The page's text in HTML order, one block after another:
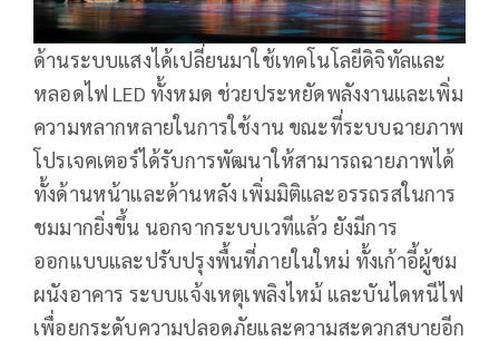
ด้านระบบแสงได้เปลี่ยนมาใช้เทคโนโลยีดิจิทัลและ
หลอดไฟ LED ทั้งหมด ช่วยประหยัดพลังงานและเพิ่ม
ความหลากหลายในการใช้งาน ขณะที่ระบบฉายภาพ
โปรเจคเตอร์ได้รับการพัฒนาให้สามารถฉายภาพได้
ทั้งด้านหน้าและด้านหลัง เพิ่มมิติและอรรถรสในการ
ชมมากยิ่งขึ้น นอกจากระบบเวทีแล้ว ยังมีการ
ออกแบบและปรับปรุงพื้นที่ภายในใหม่ ทั้งเก้าอี้ผู้ชม
ผนังอาคาร ระบบแจ้งเหตุเพลิงไหม้ และบันไดหนีไฟ
เพื่อยกระดับความปลอดภัยและความสะดวกสบายอีก